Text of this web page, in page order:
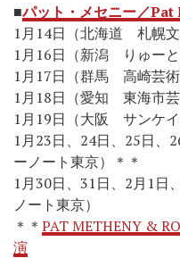
■パット・メセニー／
1月14日（北海道 札幌文
1月16日（新潟 りゅーと
1月17日（群馬 高崎芸術
1月18日（愛知 東海市芸
1月19日（大阪 サンケイ
1月23日、24日、25日
ーノート東京）＊＊
1月30日、31日、2月1
ノート東京）
＊＊ PAT METHENY &
演